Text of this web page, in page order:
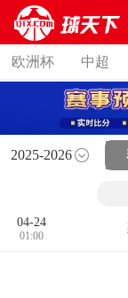
欧洲杯 中超
2025-2026
04-24
01:00